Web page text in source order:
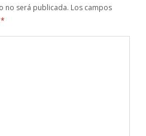
no será publicada. Los campos
*